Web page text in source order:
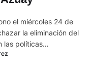
el miércoles 24 de
la eliminación del
las políticas
de la “Y” de
produjo un primer